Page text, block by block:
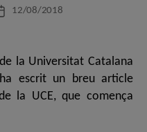
12/08/2018
la Universitat Catalana
ha escrit un breu article
la UCE, que comença